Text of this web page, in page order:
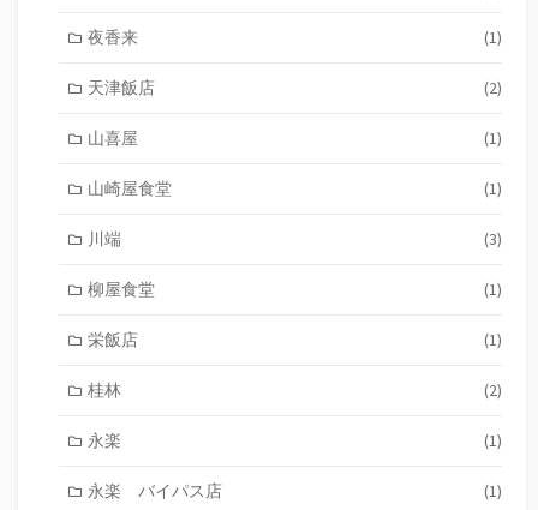
夜香来 (1)
天津飯店 (2)
山喜屋 (1)
山崎屋食堂 (1)
川端 (3)
柳屋食堂 (1)
栄飯店 (1)
桂林 (2)
永楽 (1)
永楽 バイパス店 (1)